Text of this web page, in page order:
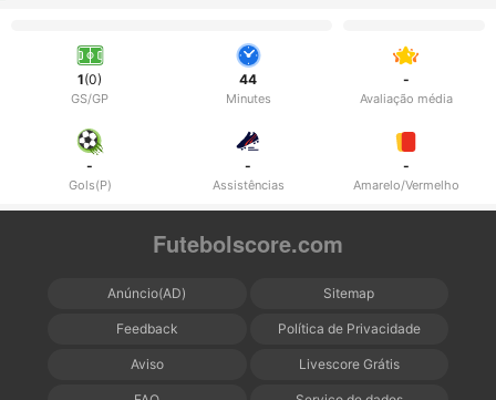
1(0)
GS/GP
44
Minutes
-
Avaliação média
-
Gols(P)
-
Assistências
-
Amarelo/Vermelho
Futebolscore.com
Anúncio(AD) Sitemap
Feedback Política de Privacidade
Aviso Livescore Grátis